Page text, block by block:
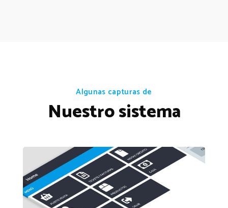
Algunas capturas de
Nuestro sistema